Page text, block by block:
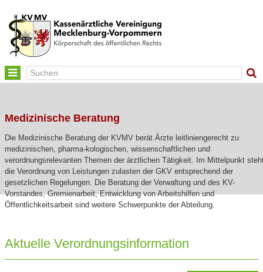
Toggle
navigation
Medizinische Beratung
Die Medizinische Beratung der KVMV berät Ärzte leitliniengerecht zu
medizinischen, pharma-kologischen, wissenschaftlichen und
verordnungsrelevanten Themen der ärztlichen Tätigkeit. Im Mittelpunkt
die Verordnung von Leistungen zulasten der GKV entsprechend der
gesetzlichen Regelungen. Die Beratung der Verwaltung und des KV-
Vorstandes, Gremienarbeit, Entwicklung von Arbeitshilfen und
Öffentlichkeitsarbeit sind weitere Schwerpunkte der Abteilung.
Aktuelle Verordnungsinformation